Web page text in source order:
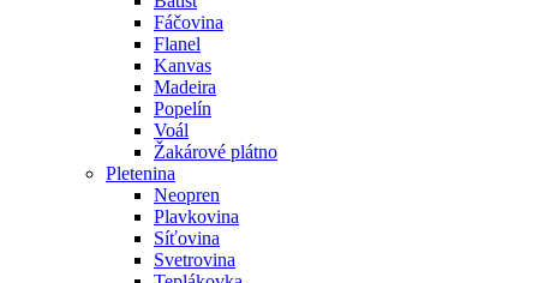
Fáčovina
Flanel
Kanvas
Madeira
Popelín
Voál
Žakárové plátno
Pletenina
Neopren
Plavkovina
Síťovina
Svetrovina